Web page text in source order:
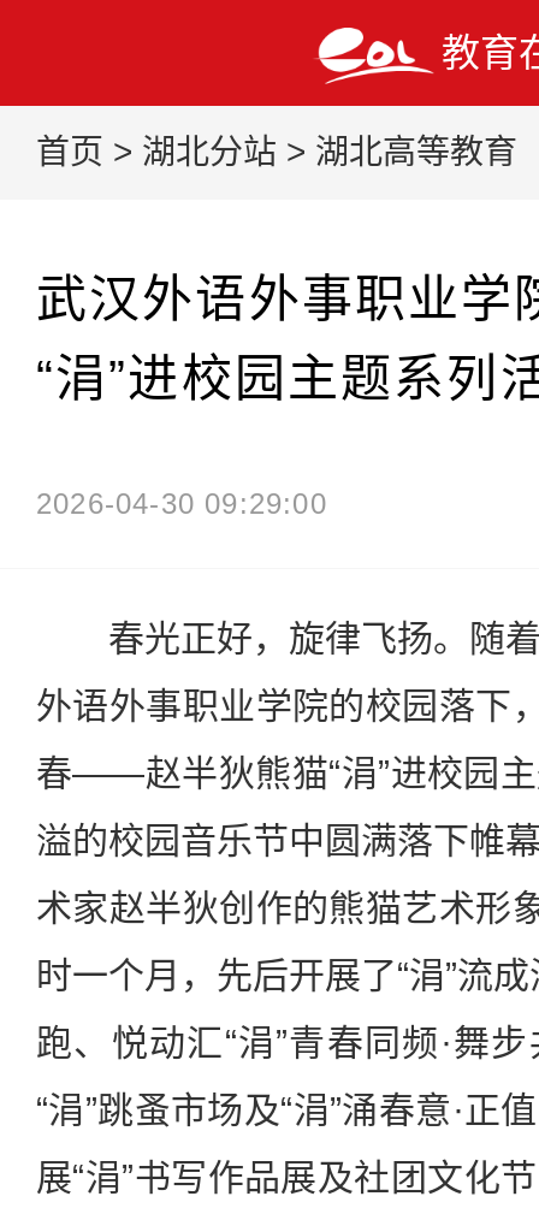
教育
首页 > 湖北分站 > 湖北高等教育
武汉外语外事职业学
“涓”进校园主题系列
2026-04-30 09:29:00
春光正好，旋律飞扬。随着
外语外事职业学院的校园落下
春——赵半狄熊猫“涓”进校园
溢的校园音乐节中圆满落下帷
术家赵半狄创作的熊猫艺术形
时一个月，先后开展了“涓”流
跑、悦动汇“涓”青春同频·舞
“涓”跳蚤市场及“涓”涌春意·正
展“涓”书写作品展及社团文化